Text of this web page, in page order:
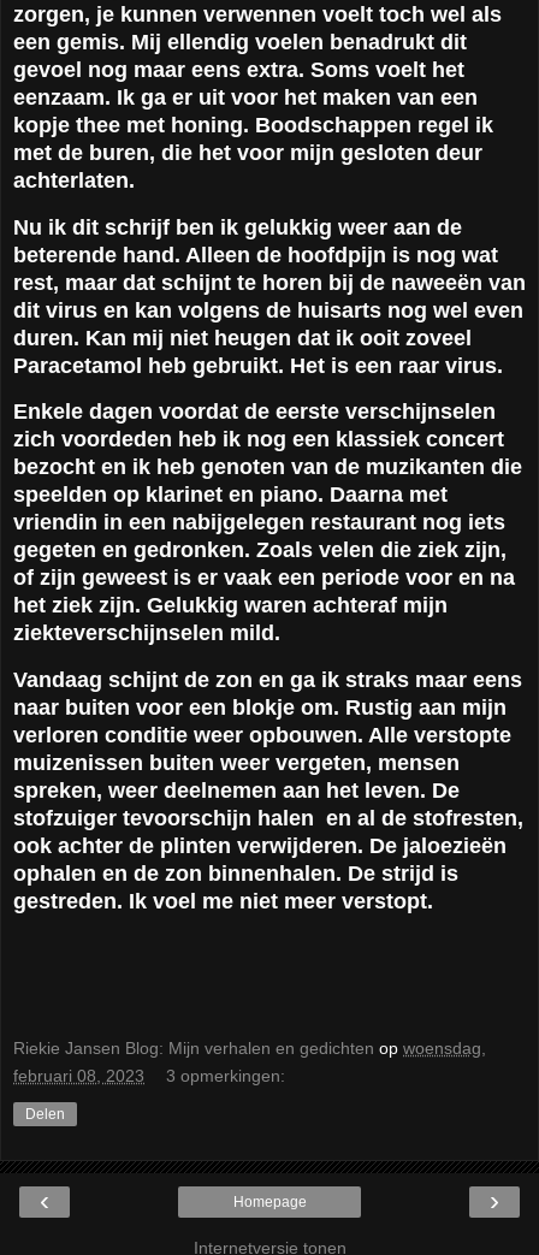
zorgen, je kunnen verwennen voelt toch wel als
een gemis. Mij ellendig voelen benadrukt dit
gevoel nog maar eens extra. Soms voelt het
eenzaam. Ik ga er uit voor het maken van een
kopje thee met honing. Boodschappen regel ik
met de buren, die het voor mijn gesloten deur
achterlaten.
Nu ik dit schrijf ben ik gelukkig weer aan de
beterende hand. Alleen de hoofdpijn is nog wat
rest, maar dat schijnt te horen bij de naweeën van
dit virus en kan volgens de huisarts nog wel even
duren. Kan mij niet heugen dat ik ooit zoveel
Paracetamol heb gebruikt. Het is een raar virus.
Enkele dagen voordat de eerste verschijnselen
zich voordeden heb ik nog een klassiek concert
bezocht en ik heb genoten van de muzikanten die
speelden op klarinet en piano. Daarna met
vriendin in een nabijgelegen restaurant nog iets
gegeten en gedronken. Zoals velen die ziek zijn,
of zijn geweest is er vaak een periode voor en na
het ziek zijn. Gelukkig waren achteraf mijn
ziekteverschijnselen mild.
Vandaag schijnt de zon en ga ik straks maar eens
naar buiten voor een blokje om. Rustig aan mijn
verloren conditie weer opbouwen. Alle verstopte
muizenissen buiten weer vergeten, mensen
spreken, weer deelnemen aan het leven. De
stofzuiger tevoorschijn halen en al de stofresten,
ook achter de plinten verwijderen. De jaloezieën
ophalen en de zon binnenhalen. De strijd is
gestreden. Ik voel me niet meer verstopt.
Riekie Jansen Blog: Mijn verhalen en gedichten op woensdag,
februari 08, 2023
3 opmerkingen:
Delen
‹ ›
Homepage
Internetversie tonen